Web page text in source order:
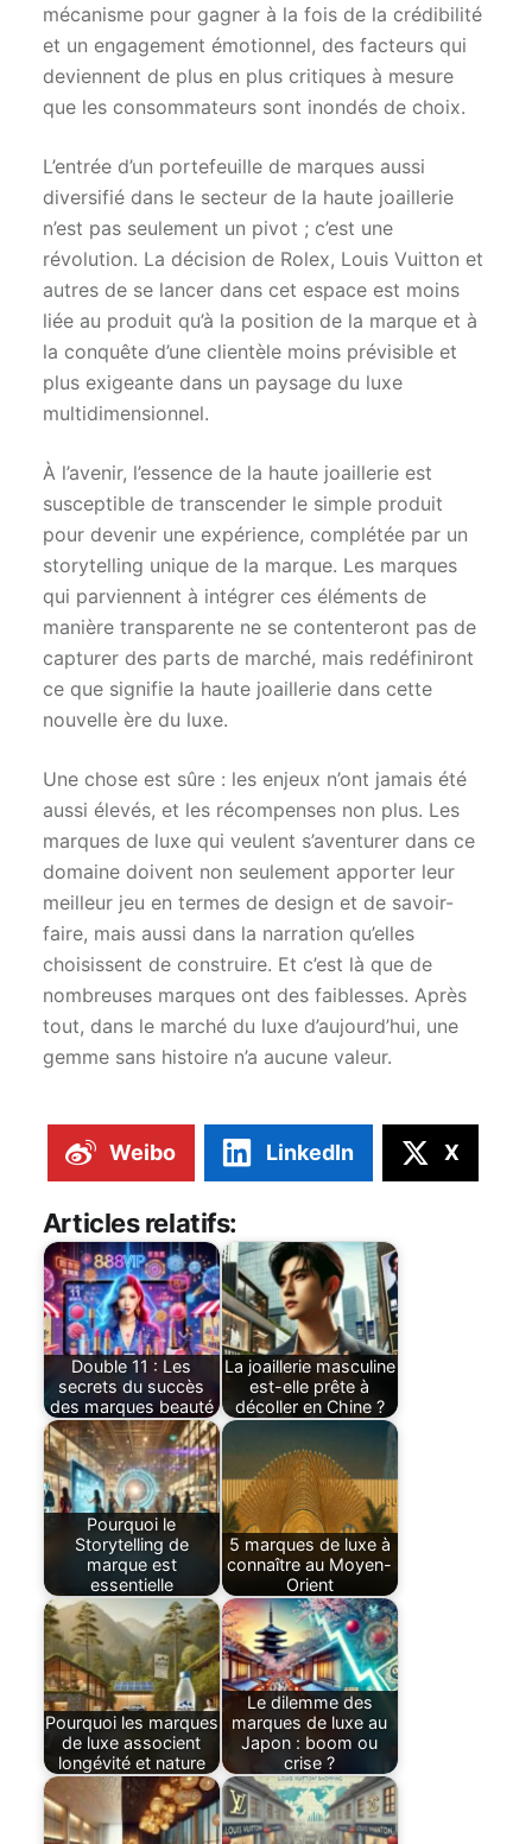
mécanisme pour gagner à la fois de la crédibilité
et un engagement émotionnel, des facteurs qui
deviennent de plus en plus critiques à mesure
que les consommateurs sont inondés de choix.
L’entrée d’un portefeuille de marques aussi
diversifié dans le secteur de la haute joaillerie
n’est pas seulement un pivot ; c’est une
révolution. La décision de Rolex, Louis Vuitton et
autres de se lancer dans cet espace est moins
liée au produit qu’à la position de la marque et à
la conquête d’une clientèle moins prévisible et
plus exigeante dans un paysage du luxe
multidimensionnel.
À l’avenir, l’essence de la haute joaillerie est
susceptible de transcender le simple produit
pour devenir une expérience, complétée par un
storytelling unique de la marque. Les marques
qui parviennent à intégrer ces éléments de
manière transparente ne se contenteront pas de
capturer des parts de marché, mais redéfiniront
ce que signifie la haute joaillerie dans cette
nouvelle ère du luxe.
Une chose est sûre : les enjeux n’ont jamais été
aussi élevés, et les récompenses non plus. Les
marques de luxe qui veulent s’aventurer dans ce
domaine doivent non seulement apporter leur
meilleur jeu en termes de design et de savoir-
faire, mais aussi dans la narration qu’elles
choisissent de construire. Et c’est là que de
nombreuses marques ont des faiblesses. Après
tout, dans le marché du luxe d’aujourd’hui, une
gemme sans histoire n’a aucune valeur.
Weibo LinkedIn X
Articles relatifs:
Double 11 : Les
secrets du succès
des marques beauté
La joaillerie masculine
est-elle prête à
décoller en Chine ?
Pourquoi le
Storytelling de
marque est
essentielle
5 marques de luxe à
connaître au Moyen-
Orient
Pourquoi les marques
de luxe associent
longévité et nature
Le dilemme des
marques de luxe au
Japon : boom ou
crise ?